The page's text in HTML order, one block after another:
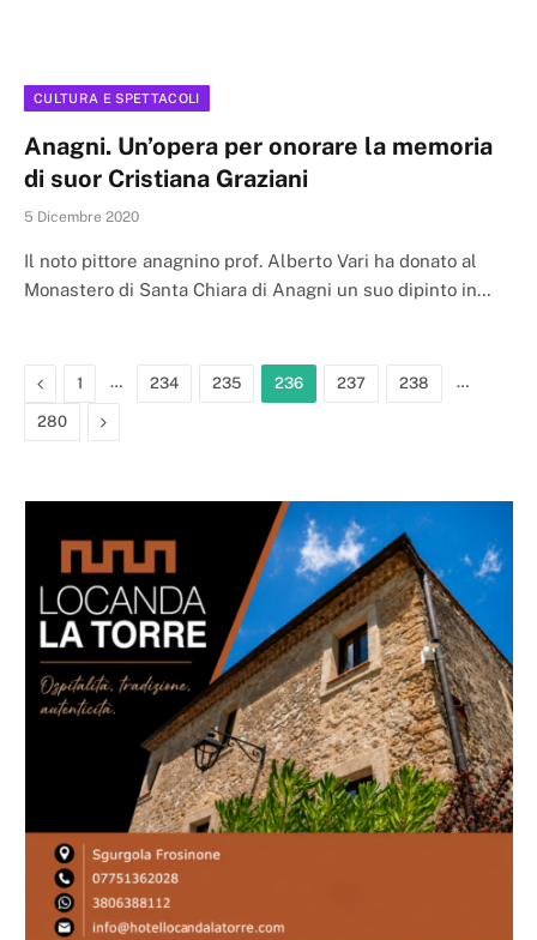
CULTURA E SPETTACOLI
Anagni. Un’opera per onorare la memoria
di suor Cristiana Graziani
5 Dicembre 2020
Il noto pittore anagnino prof. Alberto Vari ha donato al
Monastero di Santa Chiara di Anagni un suo dipinto in…
Previous
1 … 234 235 236 237 238 …
280 Next